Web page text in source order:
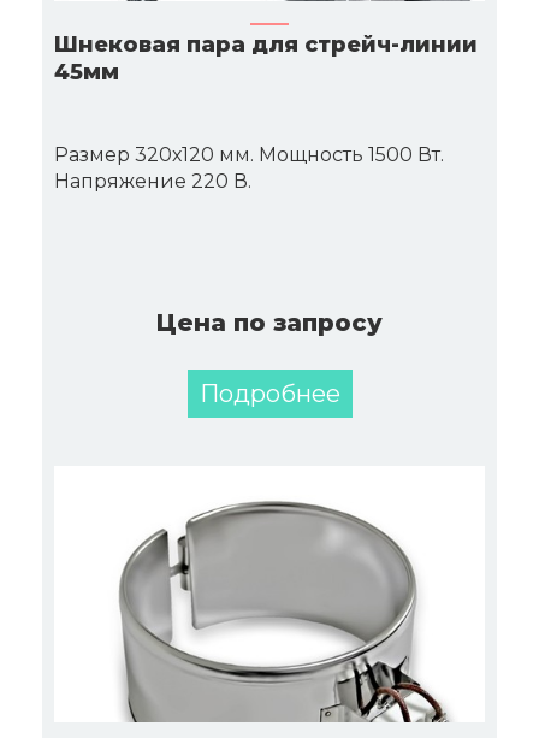
Шнековая пара для стрейч-линии
45мм
Размер 320х120 мм. Мощность 1500 Вт.
Напряжение 220 В.
Цена по запросу
Подробнее